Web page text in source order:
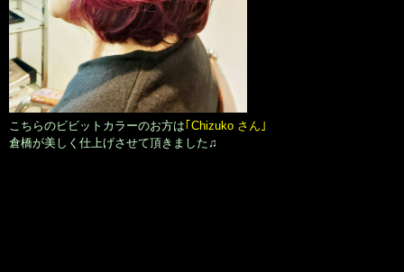
こちらのビビットカラーのお方は｢Chizuko さん｣
倉橋が美しく仕上げさせて頂きました♫